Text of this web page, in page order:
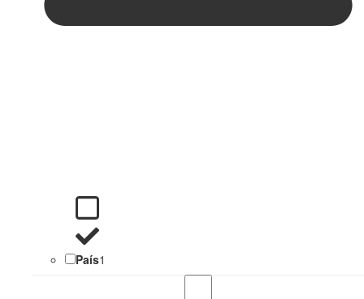
País1